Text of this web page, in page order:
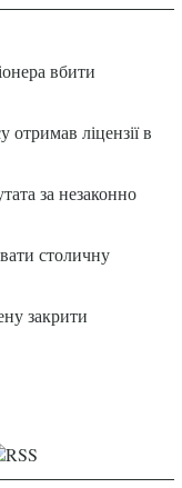
вбити
отримав ліцензії в
за незаконно
столичну
закрити